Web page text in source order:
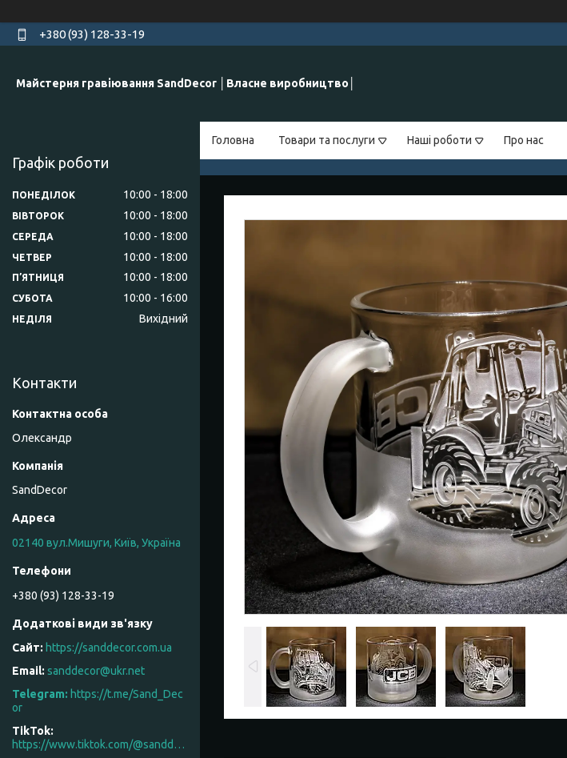
+380 (93) 128-33-19
Майстерня гравіювання SandDecor │Власне виробництво│
Головна Товари та послуги Наші роботи Про нас
Графік роботи
ПОНЕДІЛОК 10:00 18:00
ВІВТОРОК 10:00 18:00
СЕРЕДА 10:00 18:00
ЧЕТВЕР 10:00 18:00
ПʼЯТНИЦЯ 10:00 18:00
СУБОТА 10:00 16:00
НЕДІЛЯ Вихідний
Контакти
Олександр
SandDecor
02140 вул.Мишуги, Київ, Україна
+380 (93) 128-33-19
https://sanddecor.com.ua
sanddecor@ukr.net
https://t.me/Sand_Dec
or
TikTok
https://www.tiktok.com/@sanddecor.com.ua